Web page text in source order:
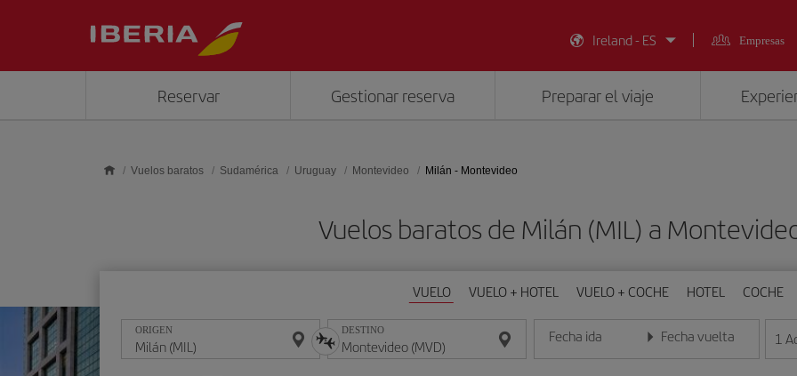
Ireland - ES
Empresas
Reservar Gestionar reserva Preparar el viaje
Vuelos baratos Sudamérica Uruguay Montevideo Milán - Montevideo
Vuelos baratos de Milán (MIL) a
VUELO VUELO + HOTEL VUELO + COCHE HOTEL COCHE
ORIGEN DESTINO Fecha ida
Introduce la fecha en formato día/mes/año
Fecha vuelta
Introduce la fecha en 1